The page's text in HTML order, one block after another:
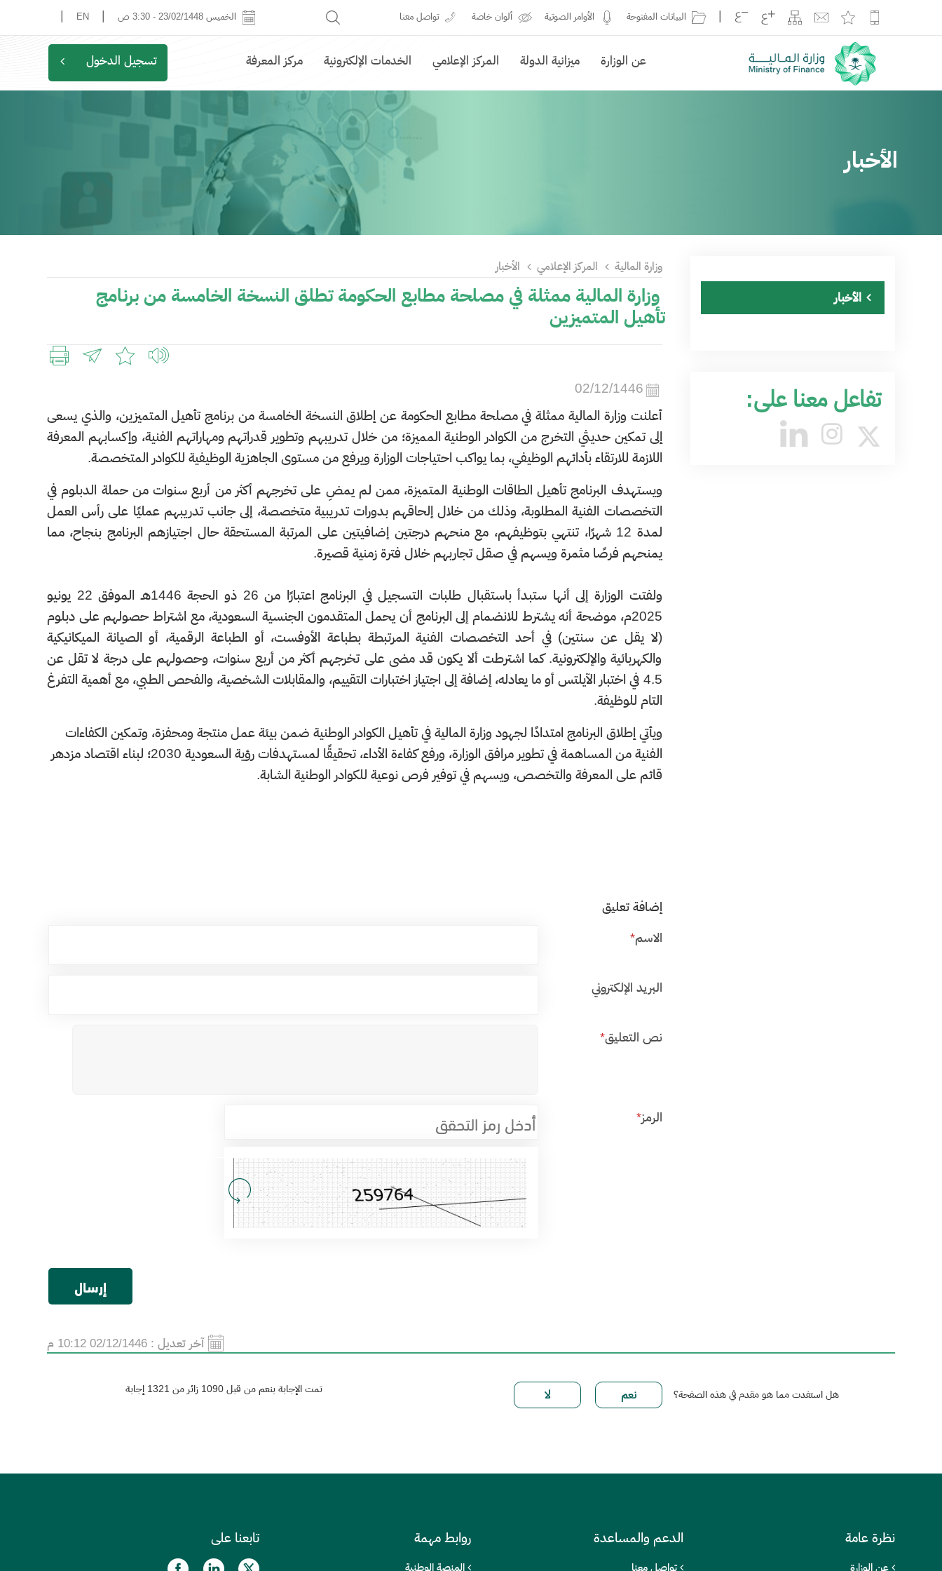
البيانات المفتوحة الأوامر الصوتية ألوان خاصة تواصل معنا EN الخميس 23/02/1448 - 3:31 ص
عن الوزارة ميزانية الدولة المركز الإعلامي الخدمات الإلكترونية مركز المعرفة تسجيل الدخول
الأخبار
الأخبار
تفاعل معنا على:
وزارة المالية المركز الإعلامي الأخبار
وزارة المالية ممثلة في مصلحة مطابع الحكومة تطلق النسخة الخامسة من برنامج
تأهيل المتميزين
02/12/1446
أعلنت وزارة المالية ممثلة في مصلحة مطابع الحكومة عن إطلاق النسخة الخامسة من برنامج تأهيل المتميزين، والذي يسعى
إلى تمكين حديثي التخرج من الكوادر الوطنية المميزة؛ من خلال تدريبهم وتطوير قدراتهم ومهاراتهم الفنية، وإكسابهم المعرفة
اللازمة للارتقاء بأدائهم الوظيفي، بما يواكب احتياجات الوزارة ويرفع من مستوى الجاهزية الوظيفية للكوادر المتخصصة.
ويستهدف البرنامج تأهيل الطاقات الوطنية المتميزة، ممن لم يمضِ على تخرجهم أكثر من أربع سنوات من حملة الدبلوم في
التخصصات الفنية المطلوبة، وذلك من خلال إلحاقهم بدورات تدريبية متخصصة، إلى جانب تدريبهم عمليًا على رأس العمل
لمدة 12 شهرًا، تنتهي بتوظيفهم، مع منحهم درجتين إضافيتين على المرتبة المستحقة حال اجتيازهم البرنامج بنجاح، مما
يمنحهم فرصًا مثمرة ويسهم في صقل تجاربهم خلال فترة زمنية قصيرة.
ولفتت الوزارة إلى أنها ستبدأ باستقبال طلبات التسجيل في البرنامج اعتبارًا من 26 ذو الحجة 1446هـ الموفق 22 يونيو
2025م، موضحة أنه يشترط للانضمام إلى البرنامج أن يحمل المتقدمون الجنسية السعودية، مع اشتراط حصولهم على دبلوم
(لا يقل عن سنتين) في أحد التخصصات الفنية المرتبطة بطباعة الأوفست، أو الطباعة الرقمية، أو الصيانة الميكانيكية
والكهربائية والإلكترونية. كما اشترطت ألا يكون قد مضى على تخرجهم أكثر من أربع سنوات، وحصولهم على درجة لا تقل عن
4.5 في اختبار الآيلتس أو ما يعادله، إضافة إلى اجتياز اختبارات التقييم، والمقابلات الشخصية، والفحص الطبي، مع أهمية التفرغ
التام للوظيفة.
ويأتي إطلاق البرنامج امتدادًا لجهود وزارة المالية في تأهيل الكوادر الوطنية ضمن بيئة عمل منتجة ومحفزة، وتمكين الكفاءات
الفنية من المساهمة في تطوير مرافق الوزارة، ورفع كفاءة الأداء، تحقيقًا لمستهدفات رؤية السعودية 2030؛ لبناء اقتصاد مزدهر
قائم على المعرفة والتخصص، ويسهم في توفير فرص نوعية للكوادر الوطنية الشابة.
إضافة تعليق
الاسم*
البريد الإلكتروني
نص التعليق*
الرمز*
آخر تعديل : 02/12/1446 10:12 م
هل استفدت مما هو مقدم في هذه الصفحة؟ تمت الإجابة بنعم من قبل 1090 زائر من 1321 إجابة
نظرة عامة
عن الوزارة
الدعم والمساعدة
تواصل معنا
روابط مهمة
المنصة الوطنية
تابعنا على